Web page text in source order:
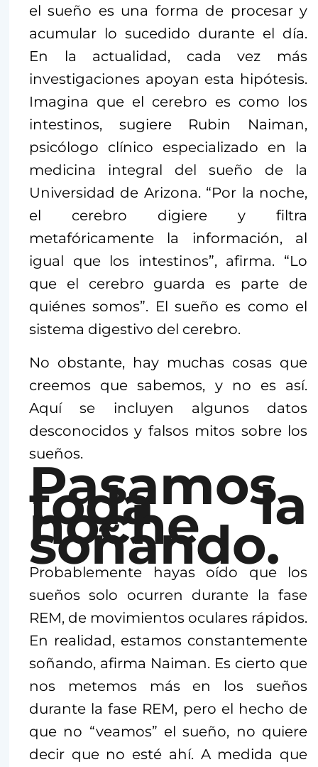
el sueño es una forma de procesar y
acumular lo sucedido durante el día.
En la actualidad, cada vez más
investigaciones apoyan esta hipótesis.
Imagina que el cerebro es como los
intestinos, sugiere Rubin Naiman,
psicólogo clínico especializado en la
medicina integral del sueño de la
Universidad de Arizona. “Por la noche,
el cerebro digiere y filtra
metafóricamente la información, al
igual que los intestinos”, afirma. “Lo
que el cerebro guarda es parte de
quiénes somos”. El sueño es como el
sistema digestivo del cerebro.
No obstante, hay muchas cosas que
creemos que sabemos, y no es así.
Aquí se incluyen algunos datos
desconocidos y falsos mitos sobre los
sueños.
Pasamos
toda la
noche
soñando.
Probablemente hayas oído que los
sueños solo ocurren durante la fase
REM, de movimientos oculares rápidos.
En realidad, estamos constantemente
soñando, afirma Naiman. Es cierto que
nos metemos más en los sueños
durante la fase REM, pero el hecho de
que no “veamos” el sueño, no quiere
decir que no esté ahí. A medida que